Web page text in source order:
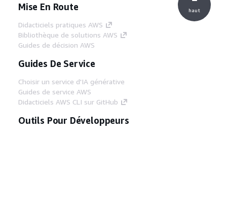
Mise En Route
Didacticiels pratiques AWS
Bibliothèque de solutions AWS
Guides de décision AWS
Guides De Service
Choisir un service d'IA générative
Guides de service AWS
Didacticiels AWS CLI sur GitHub
Outils Pour Développeurs
haut